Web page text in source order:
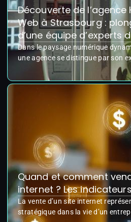
Découverte de l’agence
Web à Strasbourg :
d’une équipe d’experts
Dans le paysage numérique
une agence se distingue par son
Quand et comment
internet ? Les
La vente d’un site internet
stratégique dans la vie d’un